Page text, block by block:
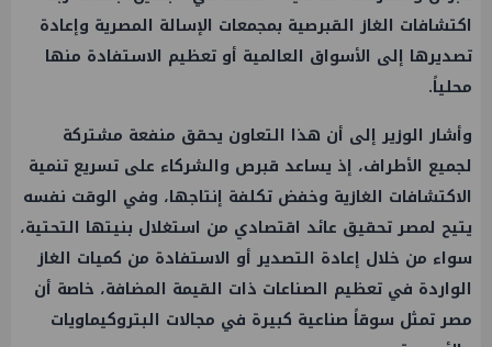
اكتشافات الغاز القبرصية بمجمعات الإسالة المصرية وإعادة
تصديرها إلى الأسواق العالمية أو تعظيم الاستفادة منها
محلياً.
وأشار الوزير إلى أن هذا التعاون يحقق منفعة مشتركة
لجميع الأطراف، إذ يساعد قبرص والشركاء على تسريع تنمية
الاكتشافات الغازية وخفض تكلفة إنتاجها، وفي الوقت نفسه
يتيح لمصر تحقيق عائد اقتصادي من استغلال بنيتها التحتية،
سواء من خلال إعادة التصدير أو الاستفادة من كميات الغاز
الواردة في تعظيم الصناعات ذات القيمة المضافة، خاصة أن
مصر تمثل سوقاً صناعية كبيرة في مجالات البتروكيماويات